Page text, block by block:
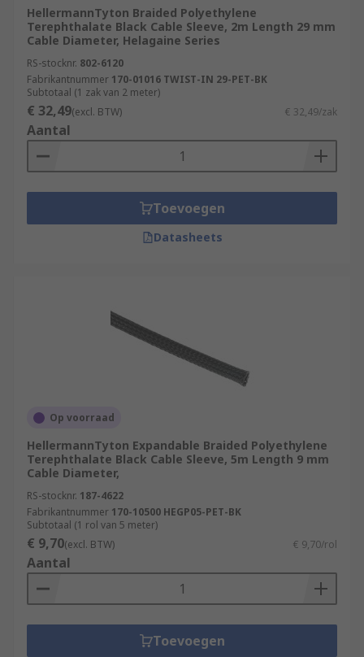
HellermannTyton Braided Polyethylene
Terephthalate Black Cable Sleeve, 2m Length 29 mm
Cable Diameter, Helagaine Series
RS-stocknr. 802-6120
Fabrikantnummer 170-01016 TWIST-IN 29-PET-BK
Subtotaal (1 zak van 2 meter)
€ 32,49(excl. BTW) € 32,49/zak
Aantal
Toevoegen
Datasheets
Op voorraad
HellermannTyton Expandable Braided Polyethylene
Terephthalate Black Cable Sleeve, 5m Length 9 mm
Cable Diameter,
RS-stocknr. 187-4622
Fabrikantnummer 170-10500 HEGP05-PET-BK
Subtotaal (1 rol van 5 meter)
€ 9,70(excl. BTW) € 9,70/rol
Aantal
Toevoegen